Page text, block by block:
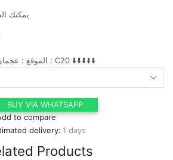
يمكنك
الموقع : عجمان السوق الصيني محل رقم : C20 ⬇️⬇️⬇️⬇️⬇️
BUY VIA WHATSAPP
to compare
delivery: 1 days
Products